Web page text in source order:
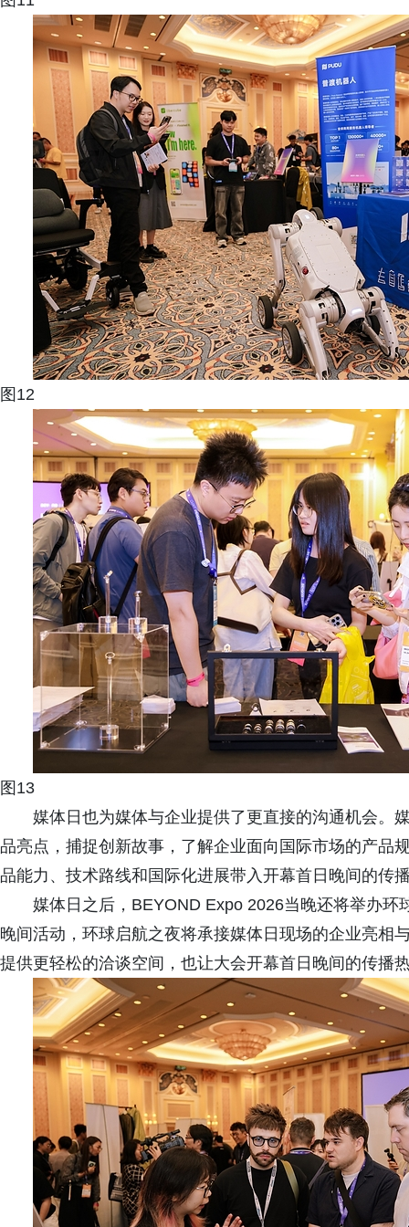
图12
图13
媒体日也为媒体与企业提供了更直接的沟通机会。
品亮点，捕捉创新故事，了解企业面向国际市场的产品
品能力、技术路线和国际化进展带入开幕首日晚间的传
媒体日之后，BEYOND Expo 2026当晚还将举办
晚间活动，环球启航之夜将承接媒体日现场的企业亮相
提供更轻松的洽谈空间，也让大会开幕首日晚间的传播